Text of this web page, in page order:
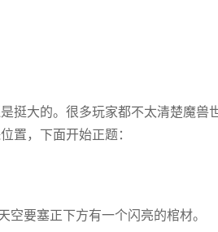
挺大的。很多玩家都不太清楚魔兽
置，下面开始正题：
空要塞正下方有一个闪亮的棺材。